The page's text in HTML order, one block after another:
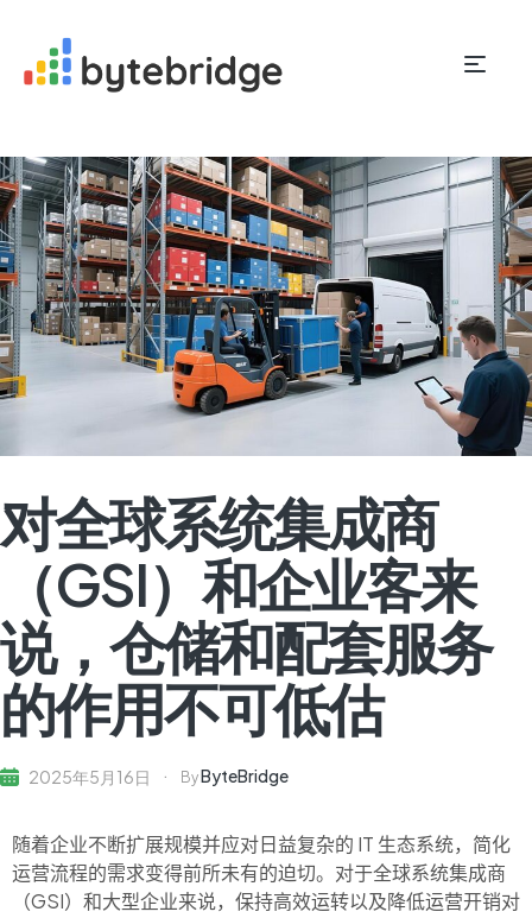
对全球系统集成商
（GSI）和企业客来
说，仓储和配套服务
的作用不可低估
2025年5月16日 ByByteBridge
随着企业不断扩展规模并应对日益复杂的 IT 生态系统，简化
运营流程的需求变得前所未有的迫切。对于全球系统集成商
（GSI）和大型企业来说，保持高效运转以及降低运营开销对